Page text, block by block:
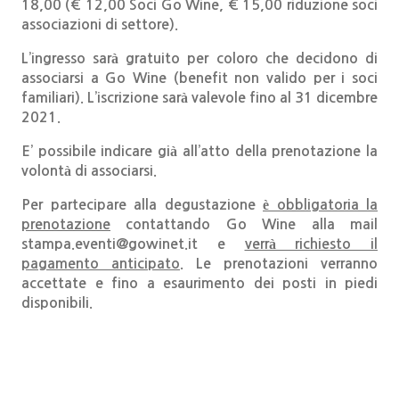
18,00 (€ 12,00 Soci Go Wine, € 15,00 riduzione soci
associazioni di settore).
L’ingresso sarà gratuito per coloro che decidono di
associarsi a Go Wine (benefit non valido per i soci
familiari). L’iscrizione sarà valevole fino al 31 dicembre
2021.
E’ possibile indicare già all’atto della prenotazione la
volontà di associarsi.
Per partecipare alla degustazione è obbligatoria la
prenotazione contattando Go Wine alla mail
stampa.eventi@gowinet.it e verrà richiesto il
pagamento anticipato . Le prenotazioni verranno
accettate e fino a esaurimento dei posti in piedi
disponibili.